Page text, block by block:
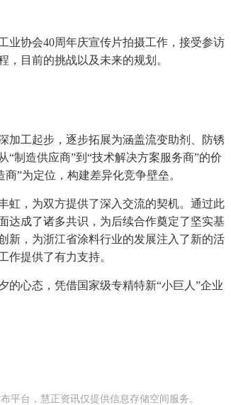
业协会40周年庆宣传片拍摄工作，接受参访
，目前的挑战以及未来的规划。
加工起步，逐步拓展为涵盖流变助剂、防锈
制造供应商”到“技术解决方案服务商”的价
”为定位，构建差异化竞争壁垒。
虹，为双方提供了深入交流的契机。通过此
达成了诸多共识，为后续合作奠定了坚实基
新，为浙江省涂料行业的发展注入了新的活
作提供了有力支持。
的心态，凭借国家级专精特新“小巨人”企业
平台，慧正资讯仅提供信息存储空间服务。